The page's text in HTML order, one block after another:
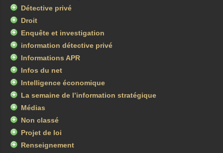
Détective privé
Droit
Enquête et investigation
information détective privé
Informations APR
Infos du net
Intelligence économique
La semaine de l’information stratégique
Médias
Non classé
Projet de loi
Renseignement